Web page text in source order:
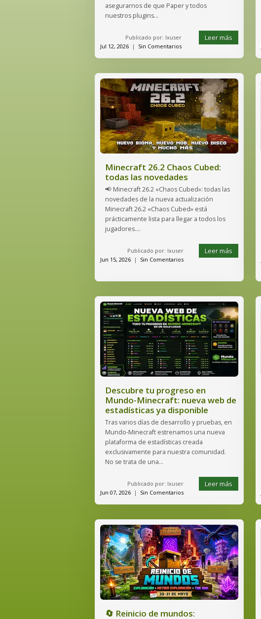
asegurarnos de que Paper y todos
nuestros plugins...
Publicado por: lxuser
Jul 12, 2026 | Sin Comentarios
Leer más
Minecraft 26.2 Chaos Cubed:
todas las novedades
📢 Minecraft 26.2 «Chaos Cubed»: todas las
novedades de la nueva actualización
Minecraft 26.2 «Chaos Cubed» está
prácticamente lista para llegar a todos los
jugadores....
Publicado por: lxuser
Jun 15, 2026 | Sin Comentarios
Leer más
Descubre tu progreso en
Mundo-Minecraft: nueva web de
estadísticas ya disponible
Tras varios días de desarrollo y pruebas, en
Mundo-Minecraft estrenamos una nueva
plataforma de estadísticas creada
exclusivamente para nuestra comunidad.
No se trata de una...
Publicado por: lxuser
Jun 07, 2026 | Sin Comentarios
Leer más
🔄 Reinicio de mundos: